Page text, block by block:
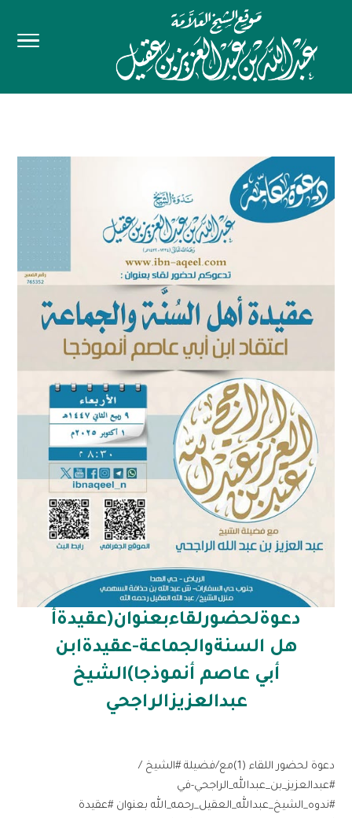
دعوةلحضورلقاءبعنوان(عقيدةأ
هل السنةوالجماعة-عقيدةابن
أبي عاصم أنموذجا)الشيخ
عبدالعزيزالراجحي
دعوة لحضور اللقاء (1)مع/فضيلة #الشيخ /
#عبدالعزيز_بن_عبدالله_الراجحي-في
#ندوه_الشيخ_عبدالله_العقيل_رحمه_الله بعنوان #عقيدة